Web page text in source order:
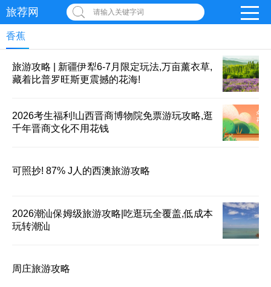
旅荐网 请输入关键字词
香蕉
旅游攻略 | 新疆伊犁6-7月限定玩法,万亩薰衣草,
藏着比普罗旺斯更震撼的花海!
2026考生福利!山西晋商博物院免票游玩攻略,逛
千年晋商文化不用花钱
可照抄! 87% J人的西澳旅游攻略
2026潮汕保姆级旅游攻略|吃逛玩全覆盖,低成本
玩转潮汕
周庄旅游攻略